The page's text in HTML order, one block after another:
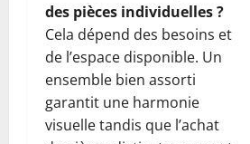
des pièces individuelles ?
Cela dépend des besoins et
de l’espace disponible. Un
ensemble bien assorti
garantit une harmonie
visuelle tandis que l’achat